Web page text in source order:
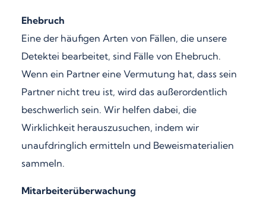
Ehebruch
Eine der häufigen Arten von Fällen, die unsere
Detektei bearbeitet, sind Fälle von Ehebruch.
Wenn ein Partner eine Vermutung hat, dass sein
Partner nicht treu ist, wird das außerordentlich
beschwerlich sein. Wir helfen dabei, die
Wirklichkeit herauszusuchen, indem wir
unaufdringlich ermitteln und Beweismaterialien
sammeln.
Mitarbeiterüberwachung